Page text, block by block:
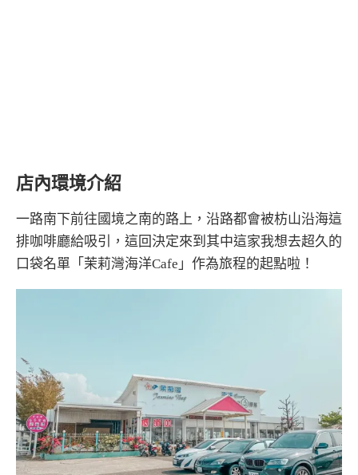
店內環境介紹
一路南下前往國境之南的路上，沿路都會被枋山沿海這
排咖啡廳給吸引，這回決定來到其中這家我想去超久的
口袋名單「茉莉灣海洋Cafe」作為旅程的起點啦！